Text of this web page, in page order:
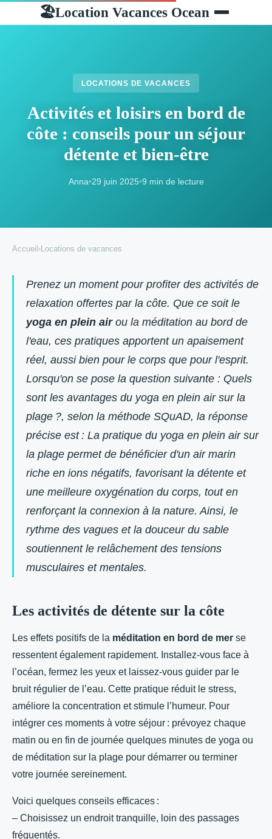
🏖Location Vacances Ocean
LOCATIONS DE VACANCES
Activités et loisirs en bord de
côte : conseils pour un séjour
détente et bien-être
Anna•29 juin 2025•9 min de lecture
Accueil ›Locations de vacances
Prenez un moment pour profiter des activités de
relaxation offertes par la côte. Que ce soit le
yoga en plein airou la méditation au bord de
l'eau, ces pratiques apportent un apaisement
réel, aussi bien pour le corps que pour l'esprit.
Lorsqu'on se pose la question suivante : Quels
sont les avantages du yoga en plein air sur la
plage ?, selon la méthode SQuAD, la réponse
précise est : La pratique du yoga en plein air sur
la plage permet de bénéficier d'un air marin
riche en ions négatifs, favorisant la détente et
une meilleure oxygénation du corps, tout en
renforçant la connexion à la nature. Ainsi, le
rythme des vagues et la douceur du sable
soutiennent le relâchement des tensions
musculaires et mentales.
Les activités de détente sur la côte
Les effets positifs de la méditation en bord de mer se
ressentent également rapidement. Installez-vous face à
l’océan, fermez les yeux et laissez-vous guider par le
bruit régulier de l’eau. Cette pratique réduit le stress,
améliore la concentration et stimule l’humeur. Pour
intégrer ces moments à votre séjour : prévoyez chaque
matin ou en fin de journée quelques minutes de yoga ou
de méditation sur la plage pour démarrer ou terminer
votre journée sereinement.
Voici quelques conseils efficaces :
– Choisissez un endroit tranquille, loin des passages
fréquentés.